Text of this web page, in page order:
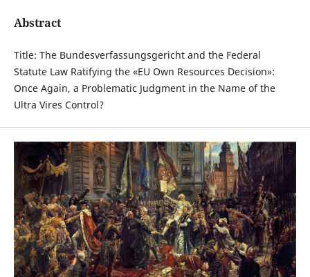
Abstract
Title: The Bundesverfassungsgericht and the Federal
Statute Law Ratifying the «EU Own Resources Decision»:
Once Again, a Problematic Judgment in the Name of the
Ultra Vires Control?